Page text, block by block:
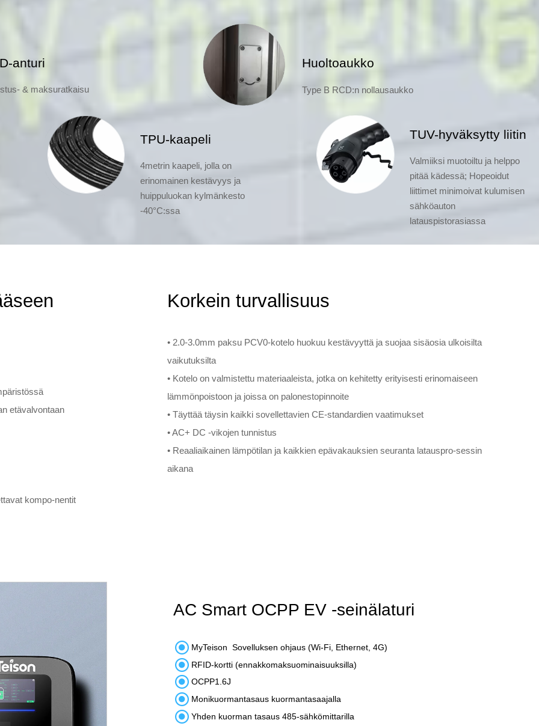
anturi
& maksuratkaisu
Huoltoaukko
Type B RCD:n nollausaukko
TPU-kaapeli
4metrin kaapeli, jolla on
erinomainen kestävyys ja
huippuluokan kylmänkesto
-40°C:ssa
TUV-hyväksytty liitin
Valmiiksi muotoiltu ja helppo
pitää kädessä; Hopeoidut
liittimet minimoivat kulumisen
sähköauton
latauspistorasiassa
etävalvontaan
kompo-nentit
Korkein turvallisuus
• 2.0-3.0mm paksu PCV0-kotelo huokuu kestävyyttä ja suojaa sisäosia ulkoisilta
vaikutuksilta
• Kotelo on valmistettu materiaaleista, jotka on kehitetty erityisesti erinomaiseen
lämmönpoistoon ja joissa on palonestopinnoite
• Täyttää täysin kaikki sovellettavien CE-standardien vaatimukset
• AC+ DC -vikojen tunnistus
• Reaaliaikainen lämpötilan ja kaikkien epävakauksien seuranta latauspro-sessin
aikana
AC Smart OCPP EV -seinälaturi
 MyTeison Sovelluksen ohjaus (Wi-Fi, Ethernet, 4G)
 RFID-kortti (ennakkomaksuominaisuuksilla)
 OCPP1.6J
 Monikuormantasaus kuormantasaajalla
 Yhden kuorman tasaus 485-sähkömittarilla